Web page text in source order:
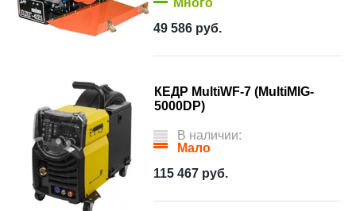
Много
49 586 руб.
КЕДР MultiWF-7 (MultiMIG-
5000DP)
В наличии:
Мало
115 467 руб.